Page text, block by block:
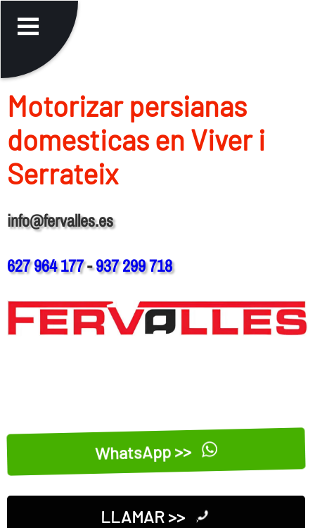
Motorizar persianas
domesticas en Viver i
Serrateix
info@fervalles.es
627 964 177-937 299 718
WhatsApp >>
LLAMAR >>